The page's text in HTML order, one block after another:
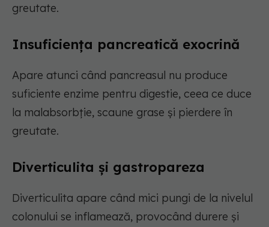
greutate.
Insuficiența pancreatică exocrină
Apare atunci când pancreasul nu produce
suficiente enzime pentru digestie, ceea ce duce
la malabsorbție, scaune grase și pierdere în
greutate.
Diverticulita și gastropareza
Diverticulita apare când mici pungi de la nivelul
colonului se inflamează, provocând durere și